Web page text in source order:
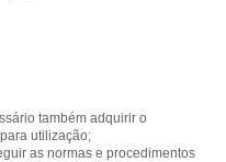
também adquirir o
utilização;
as normas e procedimentos